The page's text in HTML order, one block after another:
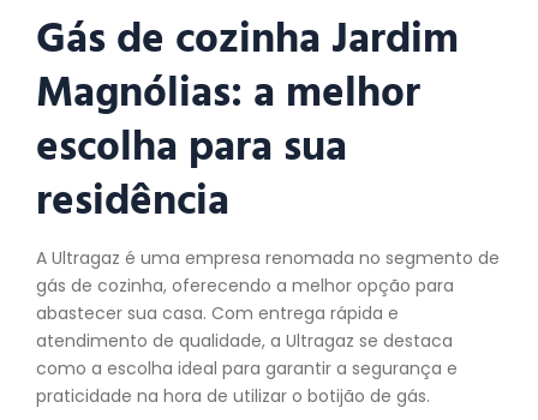
Gás de cozinha Jardim
Magnólias: a melhor
escolha para sua
residência
A Ultragaz é uma empresa renomada no segmento de
gás de cozinha, oferecendo a melhor opção para
abastecer sua casa. Com entrega rápida e
atendimento de qualidade, a Ultragaz se destaca
como a escolha ideal para garantir a segurança e
praticidade na hora de utilizar o botijão de gás.